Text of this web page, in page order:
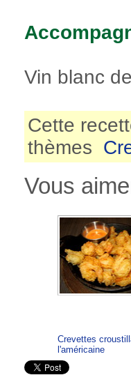
Vin blanc
Cette
thèmes
Vous
Crevettes
l'américaine